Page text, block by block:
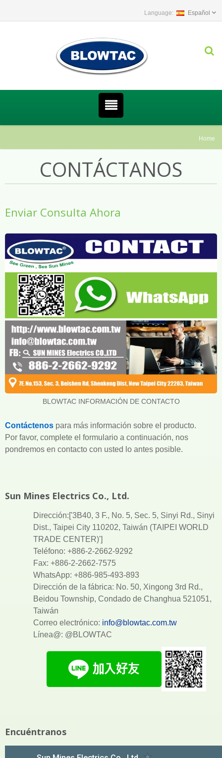
Español
Home
CONTÁCTANOS
Enviar Consulta Ahora
BLOWTAC INFORMACIÓN DE CONTACTO
Contáctenos para más información sobre el producto.
Por favor, complete el formulario a continuación, nos
pondremos en contacto con usted lo antes posible.
Sun Mines Electrics Co., Ltd.
Dirección:['3B40, 3 F., No. 5, Sec. 5, Sinyi Rd., Sinyi
Dist., Taipei City 110202, Taiwán (TAIPEI WORLD
TRADE CENTER)']
Teléfono: +886-2-2662-9292
Fax: +886-2-2662-7575
WhatsApp: +886-985-493-893
Dirección de la fábrica: No. 50, Xingong 3rd Rd.,
Beidou Township, Condado de Changhua 521051,
Taiwán
Correo electrónico: info@blowtac.com.tw
Línea@: @BLOWTAC
Encuéntranos